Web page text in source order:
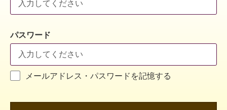
パスワード
メールアドレス・パスワードを記憶する